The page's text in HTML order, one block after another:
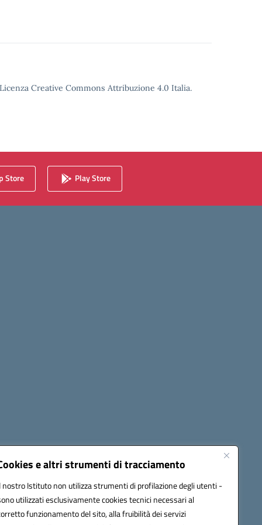
e altri strumenti di tracciamento
nostro Istituto non utilizza strumenti di profilazione degli utenti -
utilizzati esclusivamente cookies tecnici necessari al
funzionamento del sito, alla fruibilità dei servizi
Creative Commons Attribuzione 4.0 Italia.
Store Play Store
Seguici su: